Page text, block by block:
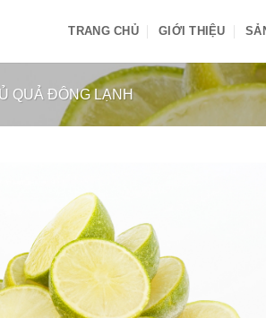
TRANG CHỦ GIỚI THIỆU
QUẢ ĐÔNG LẠNH